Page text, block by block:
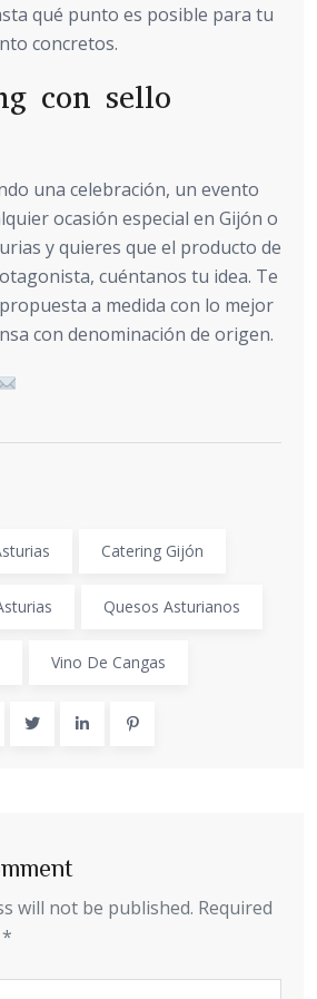
qué punto es posible para tu
concretos.
con sello
una celebración, un evento
ocasión especial en Gijón o
y quieres que el producto de
cuéntanos tu idea. Te
a medida con lo mejor
con denominación de origen.
Catering Gijón
Quesos Asturianos
Vino De Cangas
will not be published. Required